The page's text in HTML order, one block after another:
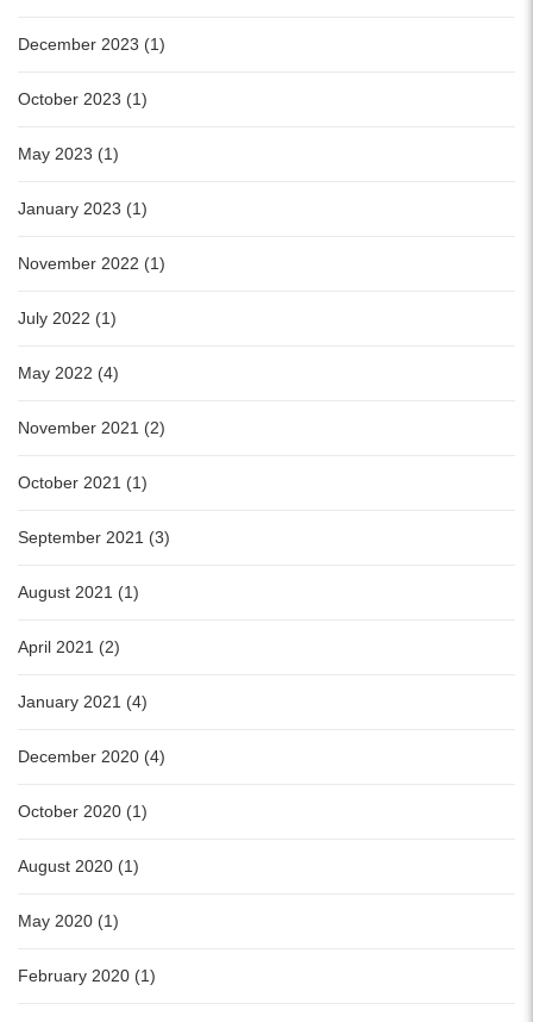
December 2023 (1)
October 2023 (1)
May 2023 (1)
January 2023 (1)
November 2022 (1)
July 2022 (1)
May 2022 (4)
November 2021 (2)
October 2021 (1)
September 2021 (3)
August 2021 (1)
April 2021 (2)
January 2021 (4)
December 2020 (4)
October 2020 (1)
August 2020 (1)
May 2020 (1)
February 2020 (1)